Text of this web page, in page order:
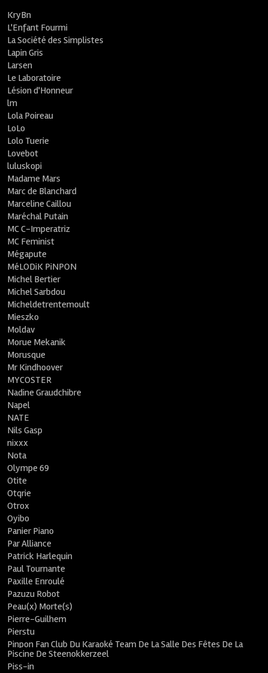
KryBn
L'Enfant Fourmi
La Société des Simplistes
Lapin Gris
Larsen
Le Laboratoire
Lésion d'Honneur
lm
Lola Poireau
LoLo
Lolo Tuerie
Lovebot
luluskopi
Madame Mars
Marc de Blanchard
Marceline Caillou
Maréchal Putain
MC C-Imperatriz
MC Feminist
Mégapute
MéLODiK PiNPON
Michel Bertier
Michel Sarbdou
Micheldetrentemoult
Mieszko
Moldav
Morue Mekanik
Morusque
Mr Kindhoover
MYCOSTER
Nadine Graudchibre
Napel
NATE
Nils Gasp
nixxx
Nota
Olympe 69
Otite
Otqrie
Otrox
Oyibo
Panier Piano
Par Alliance
Patrick Harlequin
Paul Tournante
Paxille Enroulé
Pazuzu Robot
Peau(x) Morte(s)
Pierre-Guilhem
Pierstu
Pinpon Fan Club Du Karaoké Team De La Salle Des Fêtes De La
Piscine De Steenokkerzeel
Piss-in